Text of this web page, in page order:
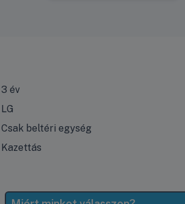
3 év
LG
Csak beltéri egység
Kazettás